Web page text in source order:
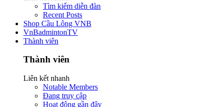
Tìm kiếm diễn đàn
Recent Posts
Shop Cầu Lông VNB
VnBadmintonTV
Thành viên
Thành viên
Liên kết nhanh
Notable Members
Đang truy cập
Hoạt động gần đây